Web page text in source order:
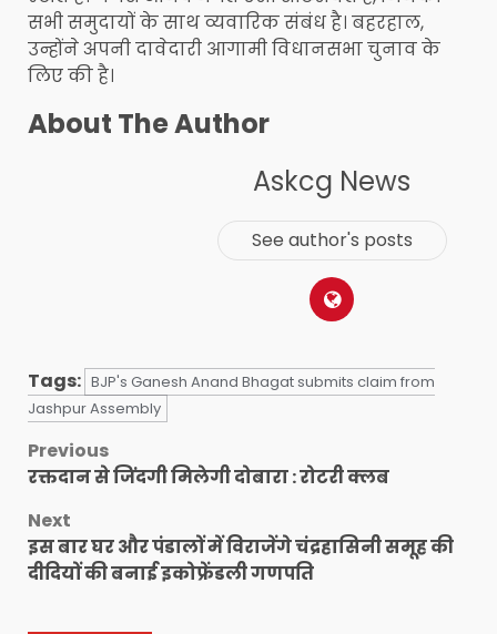
सभी समुदायों के साथ व्यवारिक संबंध है। बहरहाल,
उन्होंने अपनी दावेदारी आगामी विधानसभा चुनाव के
लिए की है।
About The Author
Askcg News
See author's posts
Tags: BJP's Ganesh Anand Bhagat submits claim from
Jashpur Assembly
Post
Previous
रक्तदान से जिंदगी मिलेगी दोबारा : रोटरी क्लब
Next
इस बार घर और पंडालों में विराजेंगे चंद्रहासिनी समूह की
दीदियों की बनाई इकोफ्रेंडली गणपति